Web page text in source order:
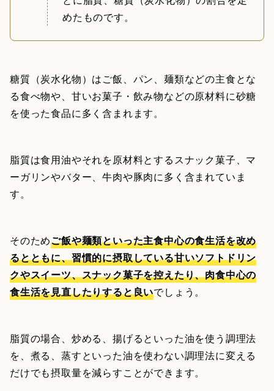
めたものです。
糖質（炭水化物）はご飯、パン、麺類などの主食とな
る食べ物や、甘いお菓子・飲み物などの原材料に砂糖
を使った食品に多く含まれます。
脂質は食用油やそれを原材料とするスナック菓子、マ
ーガリンやバター、牛肉や豚肉に多く含まれていま
す。
そのためご飯や麺類といった主食中心の食生活を改め
るとともに、習慣的に摂取している甘いソフトドリン
クやスイーツ、スナック菓子を控えたり、肉食中心の
食生活を見直したりすると良いでしょう。
脂質の場合、炒める、揚げるといった油を使う調理法
を、煮る、蒸すといった油を使わない調理法に変える
だけでも摂取量を減らすことができます。